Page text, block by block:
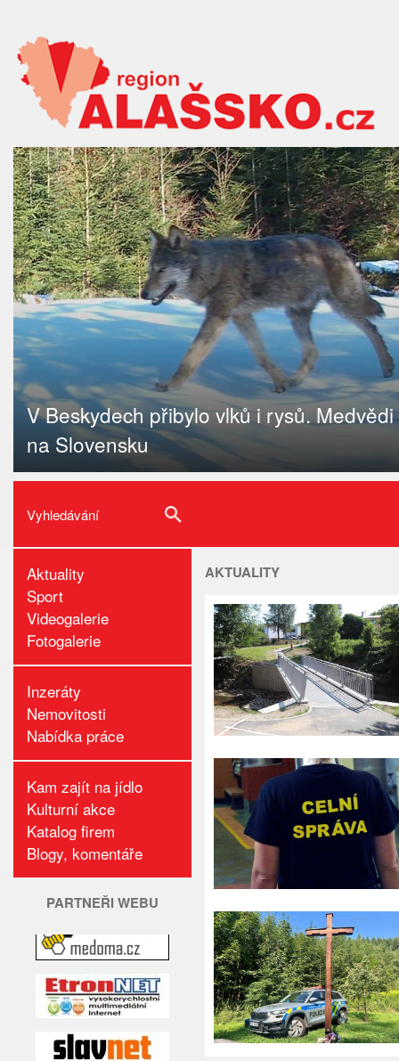
V Beskydech přibylo vlků i rysů.
na Slovensku
Aktuality
Sport
Videogalerie
Fotogalerie
Inzeráty
Nemovitosti
Nabídka práce
Kam zajít na jídlo
Kulturní akce
Katalog firem
Blogy, komentáře
PARTNEŘI WEBU
AKTUALITY